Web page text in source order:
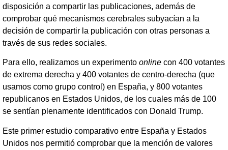
disposición a compartir las publicaciones, además de
comprobar qué mecanismos cerebrales subyacían a la
decisión de compartir la publicación con otras personas a
través de sus redes sociales.
Para ello, realizamos un experimento online con 400 votantes
de extrema derecha y 400 votantes de centro-derecha (que
usamos como grupo control) en España, y 800 votantes
republicanos en Estados Unidos, de los cuales más de 100
se sentían plenamente identificados con Donald Trump.
Este primer estudio comparativo entre España y Estados
Unidos nos permitió comprobar que la mención de valores